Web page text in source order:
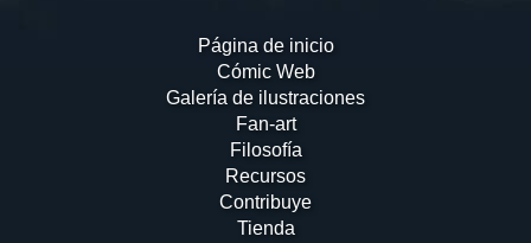
Página de inicio
Cómic Web
Galería de ilustraciones
Fan-art
Filosofía
Recursos
Contribuye
Tienda